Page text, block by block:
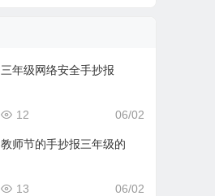
三年级网络安全手抄报
06/02
12
教师节的手抄报三年级的
06/02
13